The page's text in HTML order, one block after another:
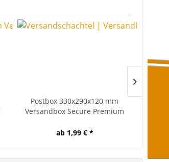
Postbox 330x290x120 mm
Versandbox Secure Premium
ab 1,99 € *